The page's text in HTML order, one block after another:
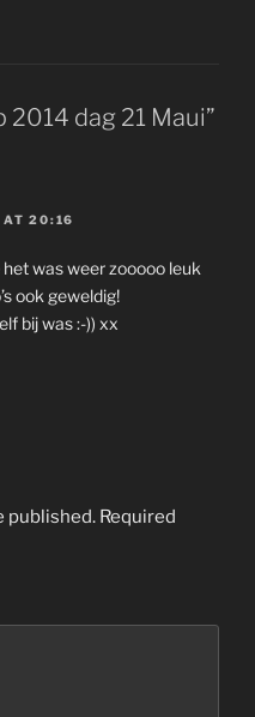
2014 dag 21 Maui”
AT 20:16
was weer zooooo leuk
ook geweldig!
bij was :-)) xx
published. Required